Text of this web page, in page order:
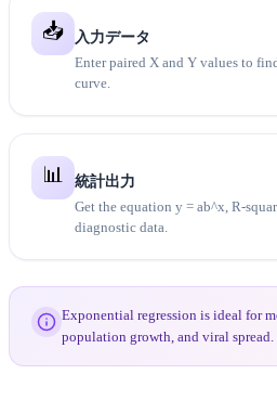
📥
入力データ
Enter paired X and Y values to
curve.
📊
統計出力
Get the equation y = ab^x, R-
diagnostic data.
Exponential regression is ideal for
population growth, and viral spread.